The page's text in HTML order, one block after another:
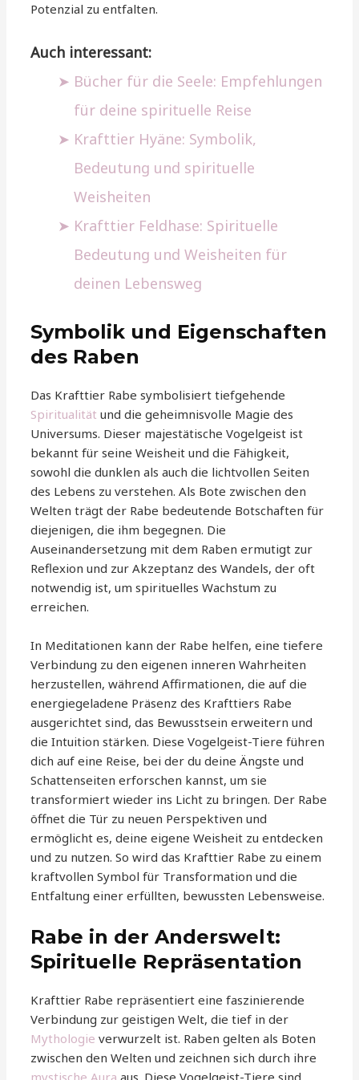
Potenzial zu entfalten.
Auch interessant:
Bücher für die Seele: Empfehlungen
für deine spirituelle Reise
Krafttier Hyäne: Symbolik,
Bedeutung und spirituelle
Weisheiten
Krafttier Feldhase: Spirituelle
Bedeutung und Weisheiten für
deinen Lebensweg
Symbolik und Eigenschaften
des Raben
Das Krafttier Rabe symbolisiert tiefgehende
Spiritualität und die geheimnisvolle Magie des
Universums. Dieser majestätische Vogelgeist ist
bekannt für seine Weisheit und die Fähigkeit,
sowohl die dunklen als auch die lichtvollen Seiten
des Lebens zu verstehen. Als Bote zwischen den
Welten trägt der Rabe bedeutende Botschaften für
diejenigen, die ihm begegnen. Die
Auseinandersetzung mit dem Raben ermutigt zur
Reflexion und zur Akzeptanz des Wandels, der oft
notwendig ist, um spirituelles Wachstum zu
erreichen.
In Meditationen kann der Rabe helfen, eine tiefere
Verbindung zu den eigenen inneren Wahrheiten
herzustellen, während Affirmationen, die auf die
energiegeladene Präsenz des Krafttiers Rabe
ausgerichtet sind, das Bewusstsein erweitern und
die Intuition stärken. Diese Vogelgeist-Tiere führen
dich auf eine Reise, bei der du deine Ängste und
Schattenseiten erforschen kannst, um sie
transformiert wieder ins Licht zu bringen. Der Rabe
öffnet die Tür zu neuen Perspektiven und
ermöglicht es, deine eigene Weisheit zu entdecken
und zu nutzen. So wird das Krafttier Rabe zu einem
kraftvollen Symbol für Transformation und die
Entfaltung einer erfüllten, bewussten Lebensweise.
Rabe in der Anderswelt:
Spirituelle Repräsentation
Krafttier Rabe repräsentiert eine faszinierende
Verbindung zur geistigen Welt, die tief in der
Mythologie verwurzelt ist. Raben gelten als Boten
zwischen den Welten und zeichnen sich durch ihre